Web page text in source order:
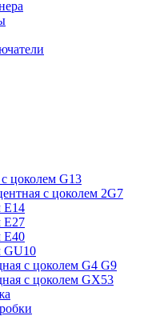
цоколем G13
с цоколем 2G7
E14
E27
E40
GU10
с цоколем G4 G9
с цоколем GX53